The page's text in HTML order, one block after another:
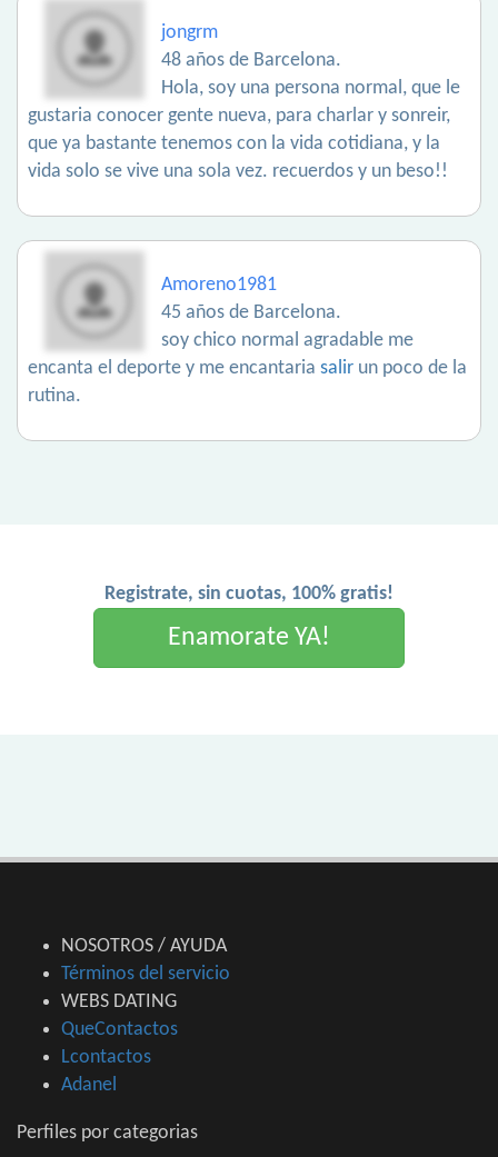
jongrm
48 años de Barcelona.
Hola, soy una persona normal, que le
gustaria conocer gente nueva, para charlar y sonreir,
que ya bastante tenemos con la vida cotidiana, y la
vida solo se vive una sola vez. recuerdos y un beso!!
Amoreno1981
45 años de Barcelona.
soy chico normal agradable me
encanta el deporte y me encantaria salir un poco de la
rutina.
Registrate, sin cuotas, 100% gratis!
Enamorate YA!
NOSOTROS / AYUDA
Términos del servicio
WEBS DATING
QueContactos
Lcontactos
Adanel
Perfiles por categorias